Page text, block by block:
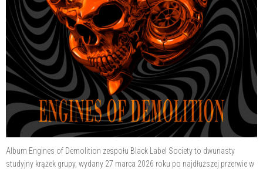
Album Engines of Demolition zespołu Black Label Society to dwunasty
studyjny krążek grupy, wydany 27 marca 2026 roku po najdłuższej przerwie w